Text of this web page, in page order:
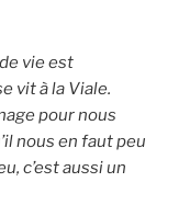
vie est
vit à la Viale.
pour nous
nous en faut peu
c’est aussi un